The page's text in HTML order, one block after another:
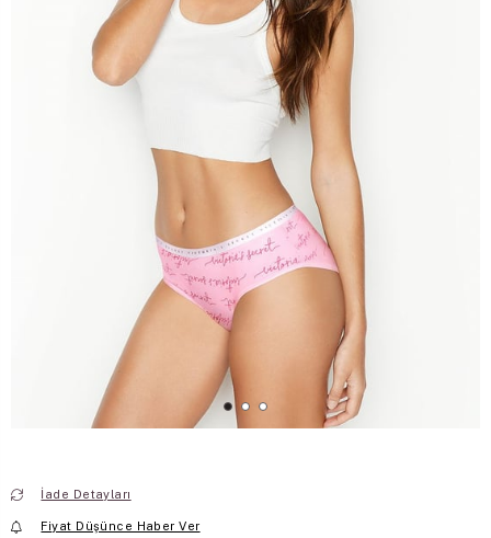
İade Detayları
Fiyat Düşünce Haber Ver